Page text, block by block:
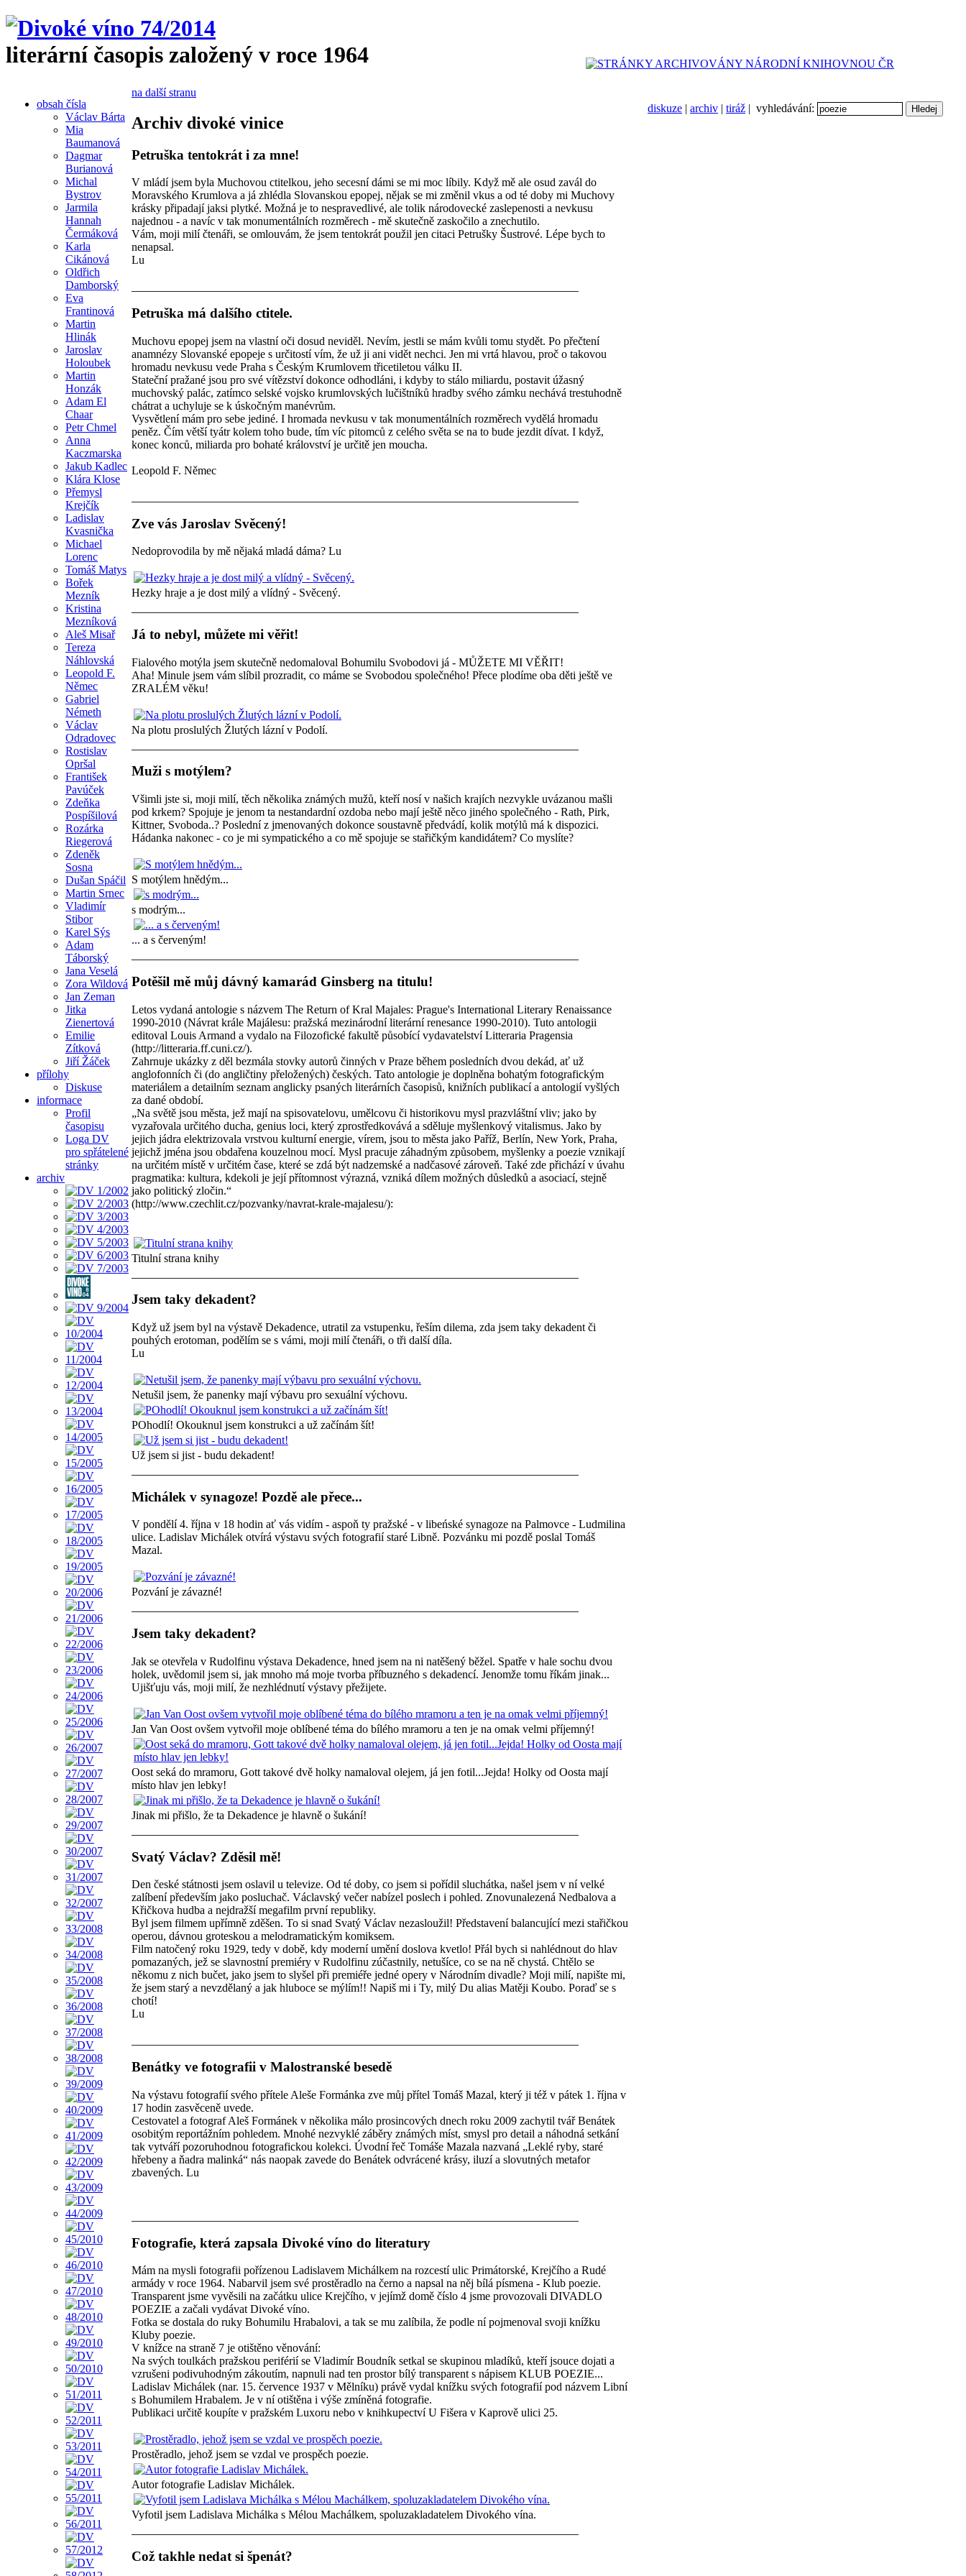
literární časopis založený v roce 1964
diskuze | archiv | tiráž | vyhledávání:
obsah čísla
Václav Bárta
Mia
Baumanová
Dagmar
Burianová
Michal
Bystrov
Jarmila
Hannah
Čermáková
Karla
Cikánová
Oldřich
Damborský
Eva
Frantinová
Martin
Hlinák
Jaroslav
Holoubek
Martin
Honzák
Adam El
Chaar
Petr Chmel
Anna
Kaczmarska
Jakub Kadlec
Klára Klose
Přemysl
Krejčík
Ladislav
Kvasnička
Michael
Lorenc
Tomáš Matys
Bořek
Mezník
Kristina
Mezníková
Aleš Misař
Tereza
Náhlovská
Leopold F.
Němec
Gabriel
Németh
Václav
Odradovec
Rostislav
Opršal
František
Pavúček
Zdeňka
Pospíšilová
Rozárka
Riegerová
Zdeněk
Sosna
Dušan Spáčil
Martin Srnec
Vladimír
Stibor
Karel Sýs
Adam
Táborský
Jana Veselá
Zora Wildová
Jan Zeman
Jitka
Zienertová
Emilie
Zítková
Jiří Žáček
přílohy
Diskuse
informace
Profil
časopisu
Loga DV
pro spřátelené
stránky
archiv
na další stranu
Archiv divoké vinice
Petruška tentokrát i za mne!
V mládí jsem byla Muchovou ctitelkou, jeho secesní dámi se mi moc líbily. Když mě ale osud zavál do
Moravského Krumlova a já zhlédla Slovanskou epopej, nějak se mi změnil vkus a od té doby mi Muchovy
krásky připadají jaksi plytké. Možná je to nespravedlivé, ale tolik národovecké zaslepenosti a nevkusu
najednou - a navíc v tak monumentálních rozměrech - mě skutečně zaskočilo a znechutilo.
Vám, moji milí čtenáři, se omlouvám, že jsem tentokrát použil jen citaci Petrušky Šustrové. Lépe bych to
nenapsal.
Lu
Petruška má dalšího ctitele.
Muchovu epopej jsem na vlastní oči dosud neviděl. Nevím, jestli se mám kvůli tomu stydět. Po přečtení
anamnézy Slovanské epopeje s určitostí vím, že už ji ani vidět nechci. Jen mi vrtá hlavou, proč o takovou
hromadu nevkusu vede Praha s Českým Krumlovem třicetiletou válku II.
Stateční pražané jsou pro své vítězství dokonce odhodláni, i kdyby to stálo miliardu, postavit úžasný
muchovský palác, zatímco selské vojsko krumlovských lučištníků hradby svého zámku nechává trestuhodně
chátrat a uchyluje se k úskočným manévrům.
Vysvětlení mám pro sebe jediné. I hromada nevkusu v tak monumentálních rozměrech vydělá hromadu
peněz. Čím větší tyátr kolem toho bude, tím víc pitomců z celého světa se na to bude jezdit dívat. I když,
konec konců, miliarda pro bohaté království je určitě jen moucha.
Leopold F. Němec
Zve vás Jaroslav Svěcený!
Nedoprovodila by mě nějaká mladá dáma? Lu
Hezky hraje a je dost milý a vlídný - Svěcený.
Já to nebyl, můžete mi věřit!
Fialového motýla jsem skutečně nedomaloval Bohumilu Svobodovi já - MŮŽETE MI VĚŘIT!
Aha! Minule jsem vám slíbil prozradit, co máme se Svobodou společného! Přece plodíme oba děti ještě ve
ZRALÉM věku!
Na plotu proslulých Žlutých lázní v Podolí.
Muži s motýlem?
Všimli jste si, moji milí, těch několika známých mužů, kteří nosí v našich krajích nezvykle uvázanou mašli
pod krkem? Spojuje je jenom ta nestandardní ozdoba nebo mají ještě něco jiného společného - Rath, Pirk,
Kittner, Svoboda..? Poslední z jmenovaných dokonce soustavně předvádí, kolik motýlů má k dispozici.
Hádanka nakonec - co je mi sympatického a co mě spojuje se stařičkým kandidátem? Co myslíte?
S motýlem hnědým...
s modrým...
... a s červeným!
Potěšil mě můj dávný kamarád Ginsberg na titulu!
Letos vydaná antologie s názvem The Return of Kral Majales: Prague's International Literary Renaissance
1990-2010 (Návrat krále Majálesu: pražská mezinárodní literární renesance 1990-2010). Tuto antologii
editoval Louis Armand a vydalo na Filozofické fakultě působící vydavatelství Litteraria Pragensia
(http://litteraria.ff.cuni.cz/).
Zahrnuje ukázky z děl bezmála stovky autorů činných v Praze během posledních dvou dekád, ať už
anglofonních či (do angličtiny přeložených) českých. Tato antologie je doplněna bohatým fotografickým
materiálem a detailním seznam anglicky psaných literárních časopisů, knižních publikací a antologií vyšlých
za dané období.
„Na světě jsou města, jež mají na spisovatelovu, umělcovu či historikovu mysl prazvláštní vliv; jako by
vyzařovala určitého ducha, genius loci, který zprostředkovává a sděluje myšlenkový vitalismus. Jako by
jejich jádra elektrizovala vrstvou kulturní energie, vírem, jsou to města jako Paříž, Berlín, New York, Praha,
jejichž jména jsou obdařena kouzelnou mocí. Mysl pracuje záhadným způsobem, myšlenky a poezie vznikají
na určitém místě v určitém čase, které se zdá být nadzemské a nadčasové zároveň. Také zde přichází v úvahu
pragmatika: kultura, kdekoli je její přítomnost výrazná, vzniká dílem možných důsledků a asociací, stejně
jako politický zločin.“
(http://www.czechlit.cz/pozvanky/navrat-krale-majalesu/):
Titulní strana knihy
Jsem taky dekadent?
Když už jsem byl na výstavě Dekadence, utratil za vstupenku, řeším dilema, zda jsem taky dekadent či
pouhých erotoman, podělím se s vámi, moji milí čtenáři, o tři další díla.
Lu
Netušil jsem, že panenky mají výbavu pro sexuální výchovu.
POhodlí! Okouknul jsem konstrukci a už začínám šít!
Už jsem si jist - budu dekadent!
Michálek v synagoze! Pozdě ale přece...
V pondělí 4. října v 18 hodin ať vás vidím - aspoň ty pražské - v libeńské synagoze na Palmovce - Ludmilina
ulice. Ladislav Michálek otvírá výstavu svých fotografií staré Libně. Pozvánku mi pozdě poslal Tomáš
Mazal.
Pozvání je závazné!
Jsem taky dekadent?
Jak se otevřela v Rudolfinu výstava Dekadence, hned jsem na ni natěšený běžel. Spatře v hale sochu dvou
holek, uvědomil jsem si, jak mnoho má moje tvorba příbuzného s dekadencí. Jenomže tomu říkám jinak...
Ujišťuju vás, moji milí, že nezhlédnutí výstavy přežijete.
Jan Van Oost ovšem vytvořil moje oblíbené téma do bílého mramoru a ten je na omak velmi příjemný!
Oost seká do mramoru, Gott takové dvě holky namaloval olejem, já jen fotil...Jejda! Holky od Oosta mají
místo hlav jen lebky!
Jinak mi přišlo, že ta Dekadence je hlavně o šukání!
Svatý Václav? Zděsil mě!
Den české státnosti jsem oslavil u televize. Od té doby, co jsem si pořídil sluchátka, našel jsem v ní velké
zalíbení především jako posluchač. Václavský večer nabízel poslech i pohled. Znovunalezená Nedbalova a
Křičkova hudba a nejdražší megafilm první republiky.
Byl jsem filmem upřímně zděšen. To si snad Svatý Václav nezasloužil! Představení balancující mezi stařičkou
operou, dávnou groteskou a melodramatickým komiksem.
Film natočený roku 1929, tedy v době, kdy moderní umění doslova kvetlo! Přál bych si nahlédnout do hlav
pomazaných, jež se slavnostní premiéry v Rudolfinu zúčastnily, netušíce, co se na ně chystá. Chtělo se
někomu z nich bučet, jako jsem to slyšel při premiéře jedné opery v Národním divadle? Moji milí, napište mi,
že jsem starý a nevzdělaný a jak hluboce se mýlím!! Napiš mi i Ty, milý Du alias Matěji Koubo. Poraď se s
chotí!
Lu
Benátky ve fotografii v Malostranské besedě
Na výstavu fotografií svého přítele Aleše Formánka zve můj přítel Tomáš Mazal, který ji též v pátek 1. října v
17 hodin zasvěceně uvede.
Cestovatel a fotograf Aleš Formánek v několika málo prosincových dnech roku 2009 zachytil tvář Benátek
osobitým reportážním pohledem. Mnohé nezvyklé záběry známých míst, smysl pro detail a náhodná setkání
tak vytváří pozoruhodnou fotografickou kolekci. Úvodní řeč Tomáše Mazala nazvaná „Leklé ryby, staré
hřebeny a ňadra malinká“ nás naopak zavede do Benátek odvrácené krásy, iluzí a slovutných metafor
zbavených. Lu
Fotografie, která zapsala Divoké víno do literatury
Mám na mysli fotografii pořízenou Ladislavem Michálkem na rozcestí ulic Primátorské, Krejčího a Rudé
armády v roce 1964. Nabarvil jsem své prostěradlo na černo a napsal na něj bílá písmena - Klub poezie.
Transparent jsme vyvěsili na začátku ulice Krejčího, v jejímž domě číslo 4 jsme provozovali DIVADLO
POEZIE a začali vydávat Divoké víno.
Fotka se dostala do ruky Bohumilu Hrabalovi, a tak se mu zalíbila, že podle ní pojmenoval svoji knížku
Kluby poezie.
V knížce na straně 7 je otištěno věnování:
Na svých toulkách pražskou periférií se Vladimír Boudník setkal se skupinou mladíků, kteří jsouce dojati a
vzrušeni podivuhodným zákoutím, napnuli nad ten prostor bílý transparent s nápisem KLUB POEZIE...
Ladislav Michálek (nar. 15. července 1937 v Mělníku) právě vydal knížku svých fotografií pod názvem Libní
s Bohumilem Hrabalem. Je v ní otištěna i výše zmíněná fotografie.
Publikaci určitě koupíte v pražském Luxoru nebo v knihkupectví U Fišera v Kaprově ulici 25.
Prostěradlo, jehož jsem se vzdal ve prospěch poezie.
Autor fotografie Ladislav Michálek.
Vyfotil jsem Ladislava Michálka s Mélou Machálkem, spoluzakladatelem Divokého vína.
Což takhle nedat si špenát?